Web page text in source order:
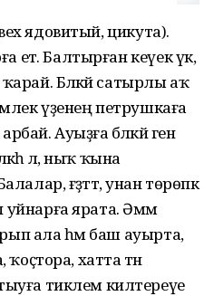
ядовитый, цикута).
етә. Балтырған кеүек үк,
ҡарай. Бәләкәй сатырлы аҡ
үҙенең петрушкаға
Ауыҙға бәләкәй генә
лә, ныҡ ҡына
ғәҙәттә, унан төрөпкә
ярата. Әммә
ала һәм баш ауырта,
хатта тән
тиклем килтереүе